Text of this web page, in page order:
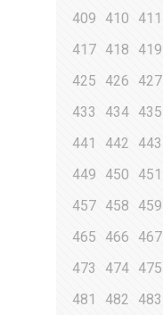
409
410 411
417 418 419
425
426 427
433
434 435
441
442 443
449
450 451
457 458 459
465
466 467
473
474 475
481
482 483